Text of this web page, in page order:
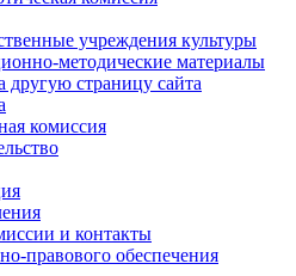
учреждения культуры
методические материалы
другую страницу сайта
комиссия
и контакты
правового обеспечения